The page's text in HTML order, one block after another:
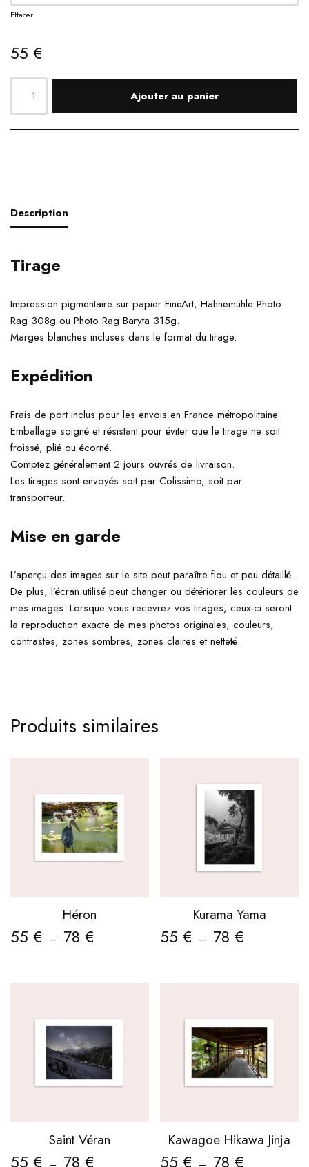
Effacer
55 €
Ajouter au panier
Description
Tirage
Impression pigmentaire sur papier FineArt, Hahnemühle Photo
Rag 308g ou Photo Rag Baryta 315g.
Marges blanches incluses dans le format du tirage.
Expédition
Frais de port inclus pour les envois en France métropolitaine.
Emballage soigné et résistant pour éviter que le tirage ne soit
froissé, plié ou écorné.
Comptez généralement 2 jours ouvrés de livraison.
Les tirages sont envoyés soit par Colissimo, soit par
transporteur.
Mise en garde
L’aperçu des images sur le site peut paraître flou et peu détaillé.
De plus, l’écran utilisé peut changer ou détériorer les couleurs de
mes images. Lorsque vous recevrez vos tirages, ceux-ci seront
la reproduction exacte de mes photos originales, couleurs,
contrastes, zones sombres, zones claires et netteté.
Produits similaires
Héron
55 € – 78 €
Kurama Yama
55€ – 78€
Saint Véran
55 € 78 €
Kawagoe Hikawa Jinja
55€ 78€